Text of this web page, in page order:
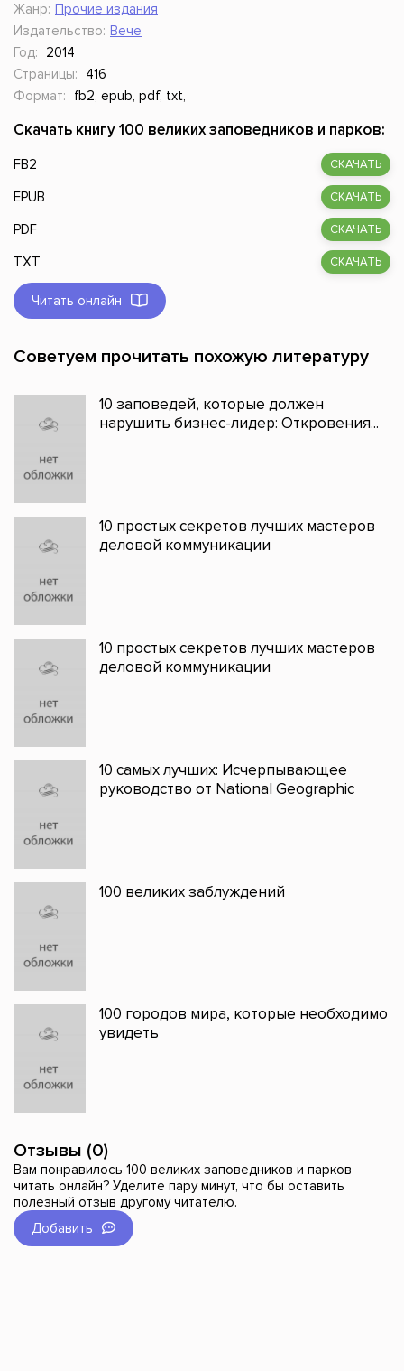
Жанр: Прочие издания
Издательство: Вече
Год:
2014
Страницы:
416
Формат:
fb2, epub, pdf, txt,
Скачать книгу 100 великих заповедников и парков:
FB2 СКАЧАТЬ
EPUB СКАЧАТЬ
PDF СКАЧАТЬ
TXT СКАЧАТЬ
Читать онлайн
Советуем прочитать похожую литературу
10 заповедей, которые должен
нарушить бизнес-лидер: Откровения...
10 простых секретов лучших мастеров
деловой коммуникации
10 простых секретов лучших мастеров
деловой коммуникации
10 самых лучших: Исчерпывающее
руководство от National Geographic
100 великих заблуждений
100 городов мира, которые необходимо
увидеть
Отзывы (0)
Вам понравилось 100 великих заповедников и парков
читать онлайн? Уделите пару минут, что бы оставить
полезный отзыв другому читателю.
Добавить